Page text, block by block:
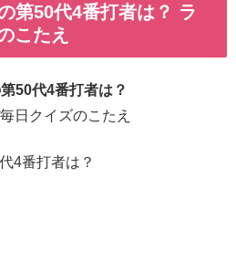
第50代4番打者は？ ラ
こたえ
50代4番打者は？
日クイズのこたえ
4番打者は？